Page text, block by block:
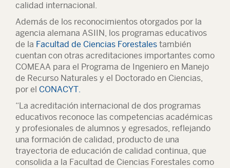
calidad internacional.
Además de los reconocimientos otorgados por la
agencia alemana ASIIN, los programas educativos
de la Facultad de Ciencias Forestales también
cuentan con otras acreditaciones importantes como
COMEAA para el Programa de Ingeniero en Manejo
de Recurso Naturales y el Doctorado en Ciencias,
por el CONACYT.
“La acreditación internacional de dos programas
educativos reconoce las competencias académicas
y profesionales de alumnos y egresados, reflejando
una formación de calidad, producto de una
trayectoria de educación de calidad continua, que
consolida a la Facultad de Ciencias Forestales como